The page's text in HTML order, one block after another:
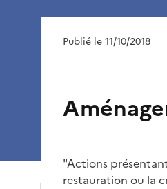
Publié le 11/10/2018
"Actions
restauration ou la